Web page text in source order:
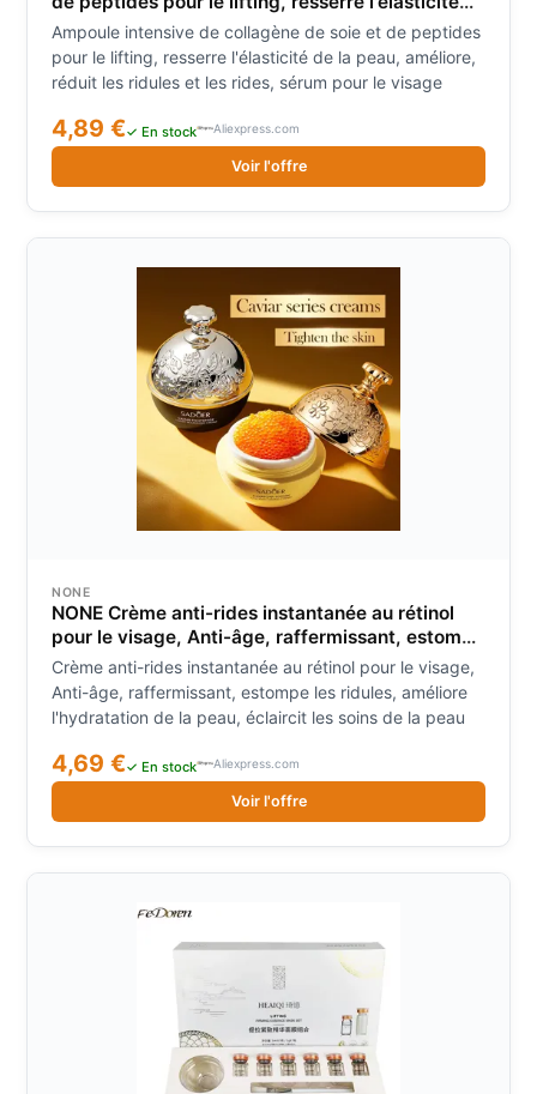
de la peau, améliore, réduit les ridules et les
rides, sérum pour le visage
Ampoule intensive de collagène de soie et de peptides
pour le lifting, resserre l'élasticité de la peau, améliore,
réduit les ridules et les rides, sérum pour le visage
4,89 €✓ En stock Aliexpress.com
Voir l'offre
NONE
NONE Crème anti-rides instantanée au rétinol
pour le visage, Anti-âge, raffermissant, estompe
les ridules, améliore l'hydratation de la peau,
éclaircit les soins de la peau
Crème anti-rides instantanée au rétinol pour le visage,
Anti-âge, raffermissant, estompe les ridules, améliore
l'hydratation de la peau, éclaircit les soins de la peau
4,69 €✓ En stock Aliexpress.com
Voir l'offre